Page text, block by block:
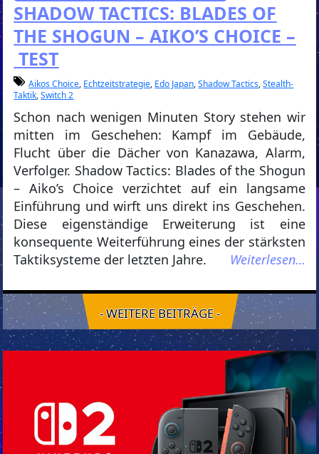
SHADOW TACTICS: BLADES OF
THE SHOGUN – AIKO’S CHOICE –
TEST
Aikos Choice, Echtzeitstrategie, Edo Japan,Shadow Tactics,Stealth-
Taktik,Switch 2
Schon nach wenigen Minuten Story stehen wir
mitten im Geschehen: Kampf im Gebäude,
Flucht über die Dächer von Kanazawa, Alarm,
Verfolger. Shadow Tactics: Blades of the Shogun
– Aiko’s Choice verzichtet auf ein langsame
Einführung und wirft uns direkt ins Geschehen.
Diese eigenständige Erweiterung ist eine
konsequente Weiterführung eines der stärksten
Taktiksysteme der letzten Jahre.
Weiterlesen…
- WEITERE BEITRÄGE -